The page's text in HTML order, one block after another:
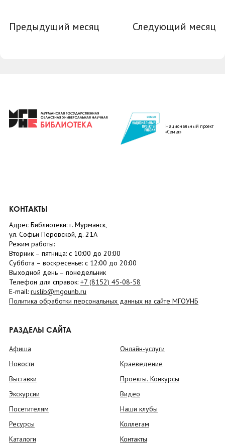
Предыдущий месяц Следующий месяц
Национальный проект
«Семья»
КОНТАКТЫ
Адрес Библиотеки: г. Мурманск,
ул. Софьи Перовской, д. 21А
Режим работы:
Вторник – пятница: с 10:00 до 20:00
Суббота – воскресенье: c 12:00 до 20:00
Выходной день – понедельник
Телефон для справок: +7 (8152) 45-08-58
E-mail: ruslib@mgounb.ru
Политика обработки персональных данных на сайте МГОУНБ
РАЗДЕЛЫ САЙТА
Афиша
Новости
Выставки
Экскурсии
Посетителям
Ресурсы
Каталоги
Онлайн-услуги
Краеведение
Проекты. Конкурсы
Видео
Наши клубы
Коллегам
Контакты